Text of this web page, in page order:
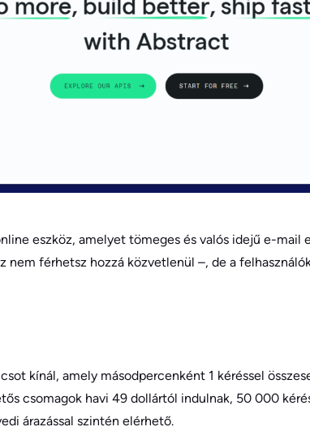
eszköz, amelyet tömeges és valós idejű e-mail
nem férhetsz hozzá közvetlenül –, de a
kínál, amely másodpercenként 1 kéréssel
csomagok havi 49 dollártól indulnak, 50 000
árazással szintén elérhető.